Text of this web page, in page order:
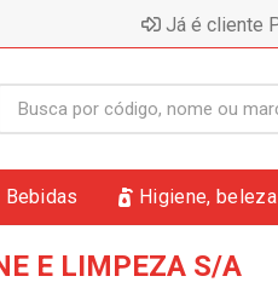
Já é cliente
Bebidas Higiene,
E LIMPEZA S/A